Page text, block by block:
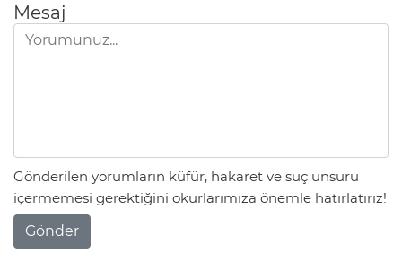
Mesaj
Gönderilen yorumların küfür, hakaret ve suç unsuru
içermemesi gerektiğini okurlarımıza önemle hatırlatırız!
Gönder